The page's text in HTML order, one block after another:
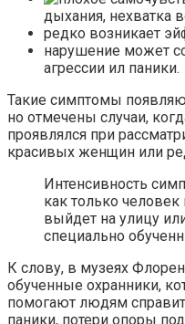
дыхания, нехватка
редко возникает
нарушение может
агрессии ил паники.
Такие симптомы
но отмечены случаи,
проявлялся при
красивых женщин или
Интенсивность
как только
выйдет на улицу
специально
К слову, в музеях
обученные охранники,
помогают людям
паники, потери опоры